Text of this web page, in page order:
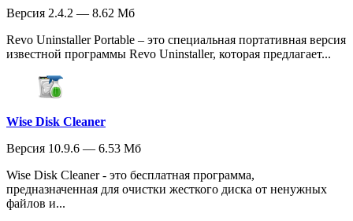
Версия 2.4.2 — 8.62 Мб
Revo Uninstaller Portable – это специальная портативная версия
известной программы Revo Uninstaller, которая предлагает...
Wise Disk Cleaner
Версия 10.9.6 — 6.53 Мб
Wise Disk Cleaner - это бесплатная программа,
предназначенная для очистки жесткого диска от ненужных
файлов и...